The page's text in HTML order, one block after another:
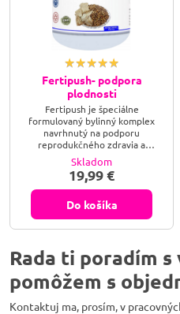
Fertipush- podpora
plodnosti
Fertipush je špeciálne
formulovaný bylinný komplex
navrhnutý na podporu
reprodukčného zdravia a
plodnosti. Tento doplnok
obsahuje kombináciu tradičných
ajurvédskych bylín, ktoré sú
známe svojimi pozitívnymi
účinkami na zdravie
Skladom
19,99 €
Do košíka
Rada ti poradím
pomôžem s
Kontaktuj ma, prosím, v